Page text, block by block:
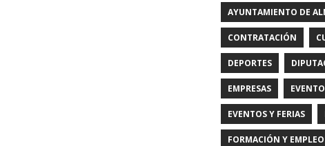
AYUNTAMIENTO DE
CONTRATACIÓN
DEPORTES
EMPRESAS
EVENTOS Y FERIAS
FORMACIÓN Y EMPLEO